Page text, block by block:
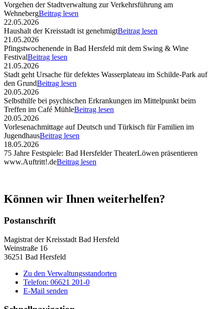
Vorgehen der Stadtverwaltung zur Verkehrsführung am
WehnebergBeitrag lesen
22.05.2026
Haushalt der Kreisstadt ist genehmigtBeitrag lesen
21.05.2026
Pfingstwochenende in Bad Hersfeld mit dem Swing & Wine
FestivalBeitrag lesen
21.05.2026
Stadt geht Ursache für defektes Wasserplateau im Schilde-Park auf
den GrundBeitrag lesen
20.05.2026
Selbsthilfe bei psychischen Erkrankungen im Mittelpunkt beim
Treffen im Café MühleBeitrag lesen
20.05.2026
Vorlesenachmittage auf Deutsch und Türkisch für Familien im
JugendhausBeitrag lesen
18.05.2026
75 Jahre Festspiele: Bad Hersfelder TheaterLöwen präsentieren
www.Auftritt!.deBeitrag lesen
Können wir Ihnen weiterhelfen?
Postanschrift
Magistrat der Kreisstadt Bad Hersfeld
Weinstraße 16
36251 Bad Hersfeld
Zu den Verwaltungsstandorten
Telefon: 06621 201-0
E-Mail senden